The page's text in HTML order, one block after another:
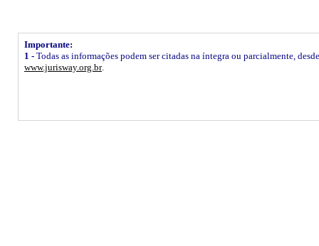
Importante:
1 - Todas as informações podem ser citadas na íntegra ou parcialmente,
www.jurisway.org.br.